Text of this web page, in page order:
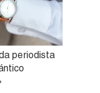
periodista